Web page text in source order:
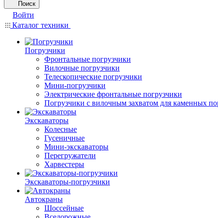
Поиск
Войти
Каталог техники
Погрузчики
Фронтальные погрузчики
Вилочные погрузчики
Телескопические погрузчики
Мини-погрузчики
Электрические фронтальные погрузчики
Погрузчики с вилочным захватом для каменных
Экскаваторы
Колесные
Гусеничные
Мини-экскаваторы
Перегружатели
Харвестеры
Экскаваторы-погрузчики
Автокраны
Шоссейные